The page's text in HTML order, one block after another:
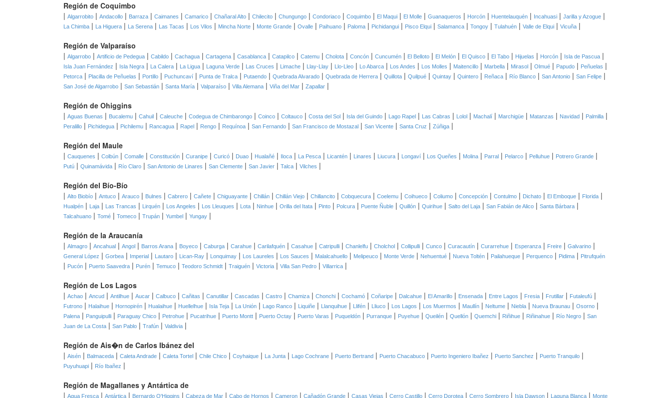
Región de Coquimbo
| Algarrobito | Andacollo | Barraza | Caimanes | Camarico | Chañaral Alto | Chilecito | Chungungo | Condoriaco | Coquimbo | El Maqui | El Molle | Guanaqueros | Horcón | Huentelauquén | Incahuasi | Jarilla y Azogue |
La Chimba | La Higuera | La Serena | Las Tacas | Los Vilos | Mincha Norte | Monte Grande | Ovalle | Paihuano | Paloma | Pichidangui | Pisco Elqui | Salamanca | Tongoy | Tulahuén | Valle de Elqui | Vicuña |
Región de Valparaíso
| Algarrobo | Artificio de Pedegua | Cabildo | Cachagua | Cartagena | Casablanca | Catapilco | Catemu | Cholota | Concón | Cuncumén | El Belloto | El Melón | El Quisco | El Tabo | Hijuelas | Horcón | Isla de Pascua |
Isla Juan Fernández | Isla Negra | La Calera | La Ligua | Laguna Verde | Las Cruces | Limache | Llay-Llay | Llo-Lleo | Lo Abarca | Los Andes | Los Molles | Maitencillo | Marbella | Mirasol | Olmué | Papudo | Peñuelas |
Petorca | Placilla de Peñuelas | Portillo | Puchuncaví | Punta de Tralca | Putaendo | Quebrada Alvarado | Quebrada de Herrera | Quillota | Quilpué | Quintay | Quintero | Reñaca | Río Blanco | San Antonio | San Felipe |
San José de Algarrobo | San Sebastián | Santa María | Valparaíso | Villa Alemana | Viña del Mar | Zapallar |
Región de Ohiggins
| Aguas Buenas | Bucalemu | Cahuil | Caleuche | Codegua de Chimbarongo | Coinco | Coltauco | Costa del Sol | Isla del Guindo | Lago Rapel | Las Cabras | Lolol | Machalí | Marchigüe | Matanzas | Navidad | Palmilla |
Peralillo | Pichidegua | Pichilemu | Rancagua | Rapel | Rengo | Requínoa | San Fernando | San Francisco de Mostazal | San Vicente | Santa Cruz | Zúñiga |
Región del Maule
| Cauquenes | Colbún | Comalle | Constitución | Curanipe | Curicó | Duao | Hualañé | Iloca | La Pesca | Licantén | Linares | Liucura | Longaví | Los Queñes | Molina | Parral | Pelarco | Pelluhue | Potrero Grande |
Putú | Quinamávida | Río Claro | San Antonio de Linares | San Clemente | San Javier | Talca | Vilches |
Región del Bío-Bío
| Alto Biobío | Antuco | Arauco | Bulnes | Cabrero | Cañete | Chiguayante | Chillán | Chillán Viejo | Chillancito | Cobquecura | Coelemu | Coihueco | Coliumo | Concepción | Contulmo | Dichato | El Emboque | Florida |
Hualpén | Laja | Las Trancas | Lirquén | Los Angeles | Los Lleuques | Lota | Ninhue | Orilla del Itata | Pinto | Polcura | Puente Ñuble | Quillón | Quirihue | Salto del Laja | San Fabián de Alico | Santa Bárbara |
Talcahuano | Tomé | Tomeco | Trupán | Yumbel | Yungay |
Región de la Araucanía
| Almagro | Ancahual | Angol | Barros Arana | Boyeco | Caburga | Carahue | Carilafquén | Casahue | Catripulli | Chanlelfu | Cholchol | Collipulli | Cunco | Curacautín | Curarrehue | Esperanza | Freire | Galvarino |
General López | Gorbea | Imperial | Lautaro | Lican-Ray | Lonquimay | Los Laureles | Los Sauces | Malalcahuello | Melipeuco | Monte Verde | Nehuentué | Nueva Toltén | Pailahueque | Perquenco | Pidima | Pitrufquén
| Pucón | Puerto Saavedra | Purén | Temuco | Teodoro Schmidt | Traiguén | Victoria | Villa San Pedro | Villarrica |
Región de Los Lagos
| Achao | Ancud | Antilhue | Aucar | Calbuco | Cañitas | Canutillar | Cascadas | Castro | Chamiza | Chonchi | Cochamó | Coñaripe | Dalcahue | El Amarillo | Ensenada | Entre Lagos | Fresia | Frutillar | Futaleufú |
Futrono | Halaihue | Hornopirén | Hualaihue | Huellelhue | Isla Teja | La Unión | Lago Ranco | Liquiñe | Llanquihue | Llifén | Lliuco | Los Lagos | Los Muermos | Maullín | Neltume | Niebla | Nueva Braunau | Osorno |
Palena | Panguipulli | Paraguay Chico | Petrohue | Pucatrihue | Puerto Montt | Puerto Octay | Puerto Varas | Puqueldón | Purranque | Puyehue | Queilén | Quellón | Quemchi | Riñihue | Riñinahue | Río Negro | San
Juan de La Costa | San Pablo | Trafún | Valdivia |
Región de Ais�n de Carlos Ibánez del
| Aisén | Balmaceda | Caleta Andrade | Caleta Tortel | Chile Chico | Coyhaique | La Junta | Lago Cochrane | Puerto Bertrand | Puerto Chacabuco | Puerto Ingeniero Ibañez | Puerto Sanchez | Puerto Tranquilo |
Puyuhuapi | Río Ibañez |
Región de Magallanes y Antártica de
| Agua Fresca | Antártica | Bernardo O'Higgins | Cabeza de Mar | Cabo de Hornos | Cameron | Cañadón Grande | Casas Viejas | Cerro Castillo | Cerro Dorotea | Cerro Sombrero | Isla Dawson | Laguna Blanca | Monte